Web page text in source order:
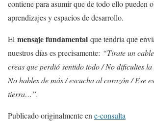
contiene para asumir que de todo ello pueden
aprendizajes y espacios de desarrollo.
El mensaje fundamental que tendría que
nuestros días es precisamente: “Tirate un
creas que perdió sentido todo / No dificultes
No hables de más / escucha al corazón / Ese
tierra…”.
Publicado originalmente en e-consulta